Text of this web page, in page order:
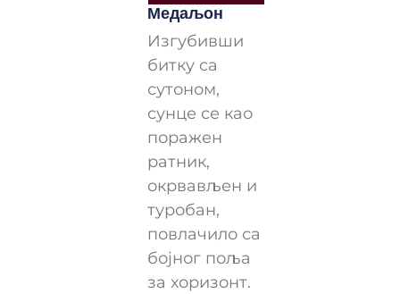
Медаљон
Изгубивши
битку са
сутоном,
сунце се као
поражен
ратник,
окрвављен и
туробан,
повлачило са
бојног поља
за хоризонт.